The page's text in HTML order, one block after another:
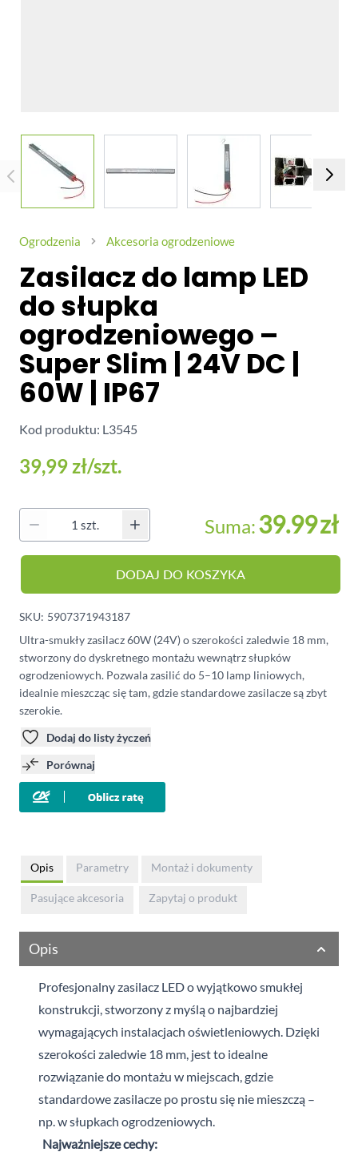
View larger imageView larger image
Ogrodzenia Akcesoria ogrodzeniowe
Zasilacz do lamp LED
do słupka
ogrodzeniowego –
Super Slim | 24V DC |
60W | IP67
Kod produktu: L3545
39,99 zł/szt.
Suma:39.99zł
DODAJ DO KOSZYKA
SKU: 5907371943187
Ultra-smukły zasilacz 60W (24V) o szerokości zaledwie 18 mm,
stworzony do dyskretnego montażu wewnątrz słupków
ogrodzeniowych. Pozwala zasilić do 5–10 lamp liniowych,
idealnie mieszcząc się tam, gdzie standardowe zasilacze są zbyt
szerokie.
Dodaj do listy życzeń
Porównaj
Opis Parametry Montaż i dokumenty
Pasujące akcesoria Zapytaj o produkt
Opis
Profesjonalny zasilacz LED o wyjątkowo smukłej
konstrukcji, stworzony z myślą o najbardziej
wymagających instalacjach oświetleniowych. Dzięki
szerokości zaledwie 18 mm, jest to idealne
rozwiązanie do montażu w miejscach, gdzie
standardowe zasilacze po prostu się nie mieszczą –
np. w słupkach ogrodzeniowych.
Najważniejsze cechy: